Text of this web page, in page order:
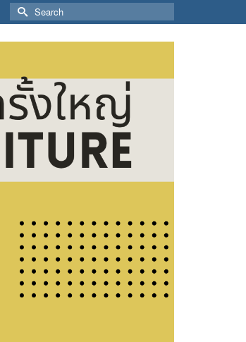
Search
for: